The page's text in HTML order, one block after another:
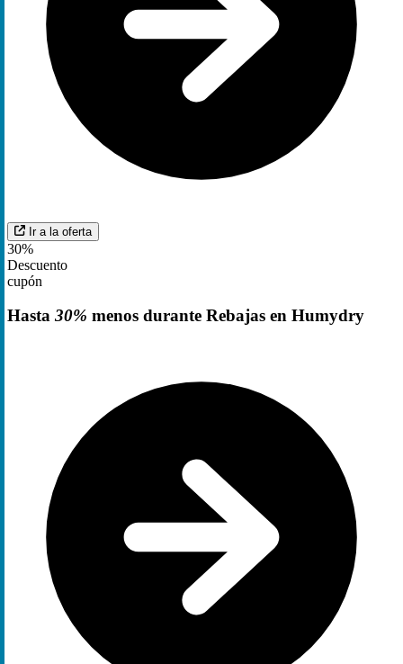
Ir a la oferta
30%
Descuento
cupón
Hasta 30% menos durante Rebajas en Humydry